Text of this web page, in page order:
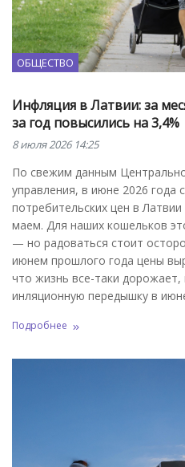
ОБЩЕСТВО
Инфляция в Латвии: за
за год повысились на 3,4%
8 июля 2026 14:25
По свежим данным
управления, в июне 2026 года
потребительских цен в
маем. Для наших кошельков
— но радоваться стоит
июнем прошлого года цены
что жизнь все-таки
инляционную передышку в
Подробнее